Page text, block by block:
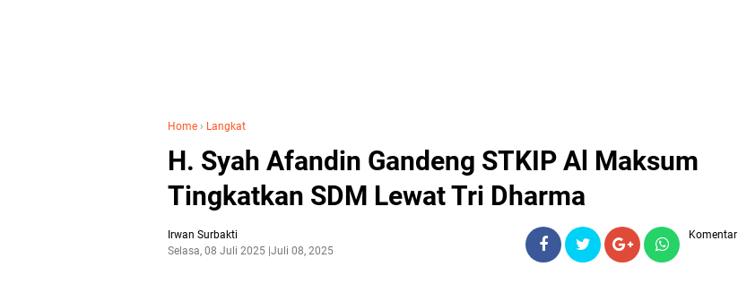
Home › Langkat
H. Syah Afandin Gandeng STKIP Al Maksum
Tingkatkan SDM Lewat Tri Dharma
Irwan Surbakti
Selasa, 08 Juli 2025 Juli 08, 2025
Komentar